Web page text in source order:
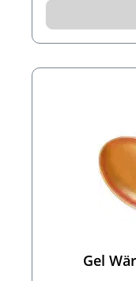
Gel